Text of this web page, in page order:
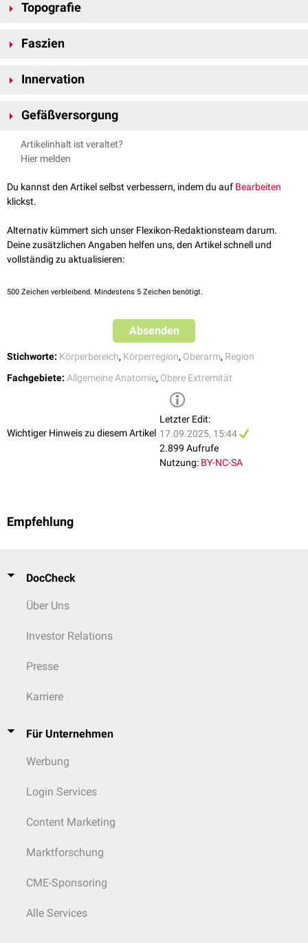
Topografie
distal von derRegio cubitalis posterior
Faszien
brachii, welche die dorsale Oberarmloge umhüllt.
Innervation
Hautäste desNervus radialis
dem Nervus axillaris stammt der
superior.
Gefäßversorgung
Die Regio brachii posterior wird vorzugsweise durch Äste der
profunda brachii
Artikelinhalt ist veraltet?
Hier melden
Du kannst den Artikel selbst verbessern, indem du auf Bearbeiten
klickst.
Alternativ kümmert sich unser Flexikon-Redaktionsteam darum.
Deine zusätzlichen Angaben helfen uns, den Artikel schnell und
vollständig zu aktualisieren:
500 Zeichen verbleibend. Mindestens 5 Zeichen benötigt.
Absenden
Stichworte: Körperbereich, Körperregion, Oberarm, Region
Fachgebiete: Allgemeine Anatomie, Obere Extremität
Wichtiger Hinweis zu diesem Artikel
Letzter Edit:
17.09.2025, 15:44
2.899 Aufrufe
Nutzung: BY-NC-SA
Empfehlung
DocCheck
Über Uns
Investor Relations
Presse
Karriere
Für Unternehmen
Werbung
Login Services
Content Marketing
Marktforschung
CME-Sponsoring
Alle Services